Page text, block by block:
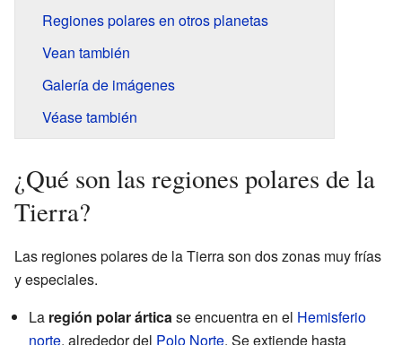
Regiones polares en otros planetas
Vean también
Galería de imágenes
Véase también
¿Qué son las regiones polares de la
Tierra?
Las regiones polares de la Tierra son dos zonas muy frías
y especiales.
La región polar árticase encuentra en el Hemisferio
norte, alrededor del Polo Norte. Se extiende hasta